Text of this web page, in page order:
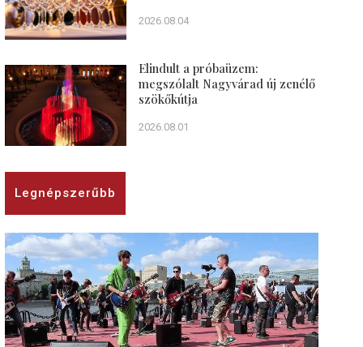
2026.08.04
Elindult a próbaüzem:
megszólalt Nagyvárad új zenélő
szökőkútja
2026.08.01
Legnépszerűbb